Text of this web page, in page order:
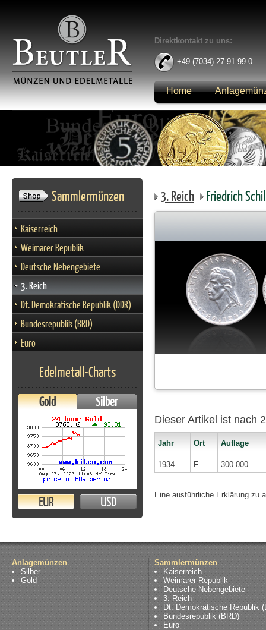
Direktkontakt zu uns:
+49 (7034) 27 91 99-0
Home
Anmelden
Sammlermünzen
Kaiserreich
Weimarer Republik
Deutsche Nebengebiete
3. Reich
Dt. Demokratische Republik (DDR)
Bundesrepublik (BRD)
Euro
Edelmetall-Charts
Gold Silber
EUR USD
3. Reich Friedrich
Dieser Artikel ist nach
Jahr Ort Auflage
1934 F 300.000
Eine ausführliche Erklärung zu
Anlagemünzen
Silber
Gold
Sammlermünzen
Kaiserreich
Weimarer Republik
Deutsche Nebengebiete
3. Reich
Dt. Demokratische Republik
Bundesrepublik (BRD)
Euro